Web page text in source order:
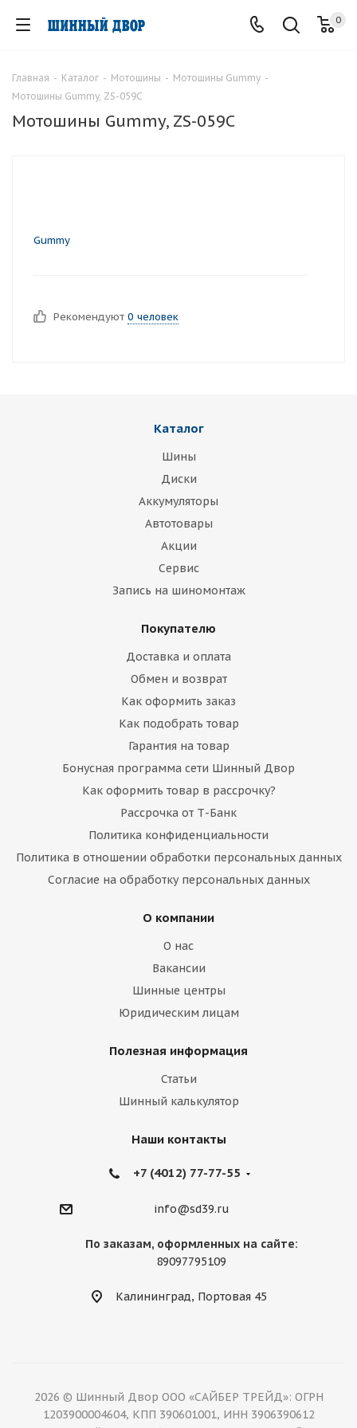
0
Главная - Каталог - Мотошины - Мотошины Gummy -
Мотошины Gummy, ZS-059C
Мотошины Gummy, ZS-059C
Gummy
Рекомендуют 0 человек
Каталог
Шины
Диски
Аккумуляторы
Автотовары
Акции
Сервис
Запись на шиномонтаж
Покупателю
Доставка и оплата
Обмен и возврат
Как оформить заказ
Как подобрать товар
Гарантия на товар
Бонусная программа сети Шинный Двор
Как оформить товар в рассрочку?
Рассрочка от Т-Банк
Политика конфиденциальности
Политика в отношении обработки персональных данных
Согласие на обработку персональных данных
О компании
О нас
Вакансии
Шинные центры
Юридическим лицам
Полезная информация
Статьи
Шинный калькулятор
Наши контакты
+7 (4012) 77-77-55
info@sd39.ru
По заказам, оформленных на сайте:
89097795109
Калининград, Портовая 45
2026 © Шинный Двор ООО «САЙБЕР ТРЕЙД»: ОГРН
1203900004604, КПП 390601001, ИНН 3906390612